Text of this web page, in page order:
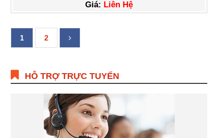
Giá: Liên Hệ
1 2
HỖ TRỢ TRỰC TUYẾN